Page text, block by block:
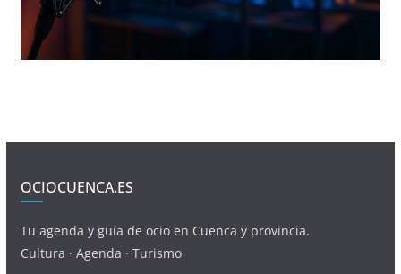
OCIOCUENCA.ES
Tu agenda y guía de ocio en Cuenca y provincia.
Cultura · Agenda · Turismo